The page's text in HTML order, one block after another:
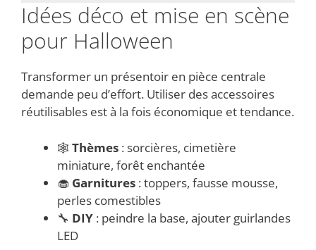
Idées déco et mise en scène
pour Halloween
Transformer un présentoir en pièce centrale
demande peu d’effort. Utiliser des accessoires
réutilisables est à la fois économique et tendance.
🕸️ Thèmes : sorcières, cimetière
miniature, forêt enchantée
🧁 Garnitures : toppers, fausse mousse,
perles comestibles
🔧 DIY : peindre la base, ajouter guirlandes
LED